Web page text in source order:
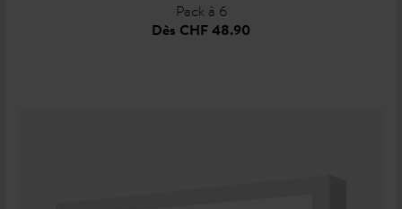
Pack à 6
Dès CHF 48.90